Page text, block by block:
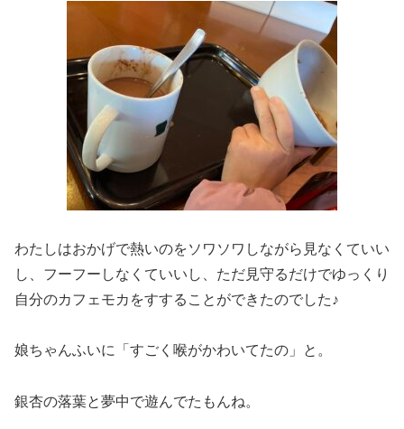
わたしはおかげで熱いのをソワソワしながら見なくていい
し、フーフーしなくていいし、ただ見守るだけでゆっくり
自分のカフェモカをすすることができたのでした♪
娘ちゃんふいに「すごく喉がかわいてたの」と。
銀杏の落葉と夢中で遊んでたもんね。